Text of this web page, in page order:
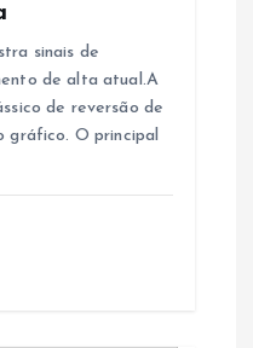
sinais de
de alta atual.A
de reversão de
gráfico. O principal